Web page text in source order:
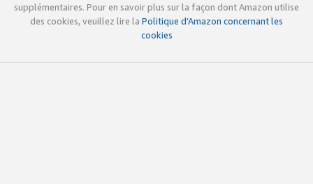
supplémentaires. Pour en savoir plus sur la façon dont Amazon utilise
des cookies, veuillez lire la Politique d’Amazon concernant les
cookies